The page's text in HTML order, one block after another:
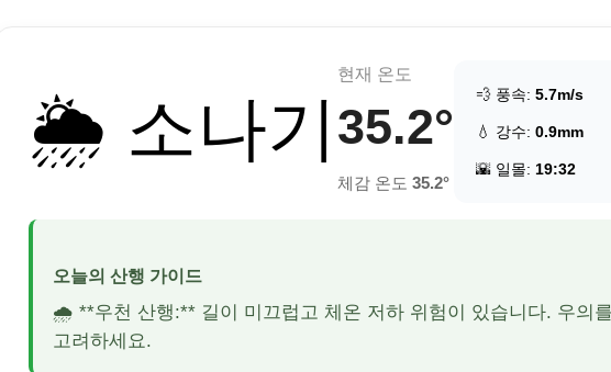
🌦️ 소나기
현재 온도
35.2°
체감 온도 35.2°
💨 풍속: 5.7m/s
💧 강수: 0.9mm
🌇 일몰: 19:32
오늘의 산행 가이드
🌧️ **우천 산행:** 길이 미끄럽고 체온 저하 위험이 있습니다. 우의
고려하세요.